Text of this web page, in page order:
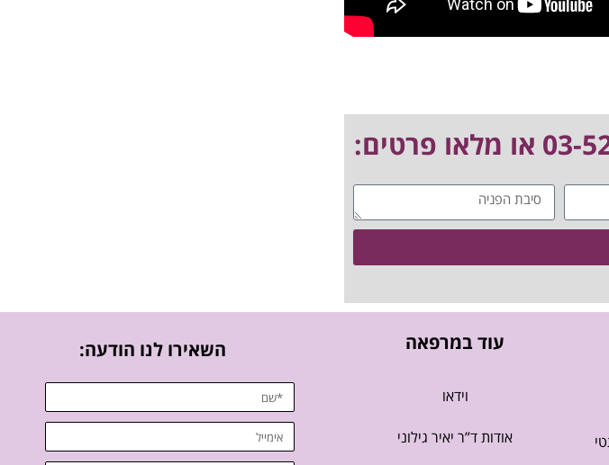
עוד במרפאה
וידאו
אודות ד”ר יאיר גילוני
השאירו לנו הודעה: